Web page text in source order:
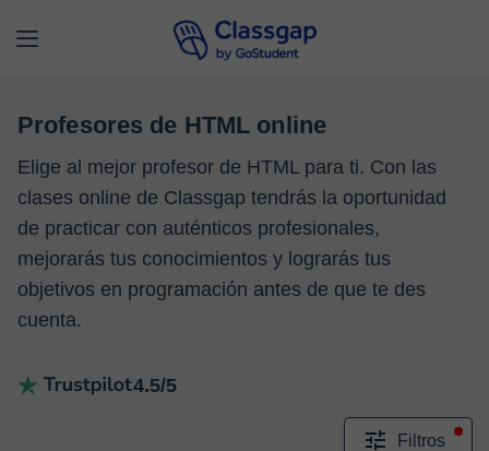
Profesores de HTML online
Elige al mejor profesor de HTML para ti. Con las
clases online de Classgap tendrás la oportunidad
de practicar con auténticos profesionales,
mejorarás tus conocimientos y lograrás tus
objetivos en programación antes de que te des
cuenta.
4.5/5
Filtros